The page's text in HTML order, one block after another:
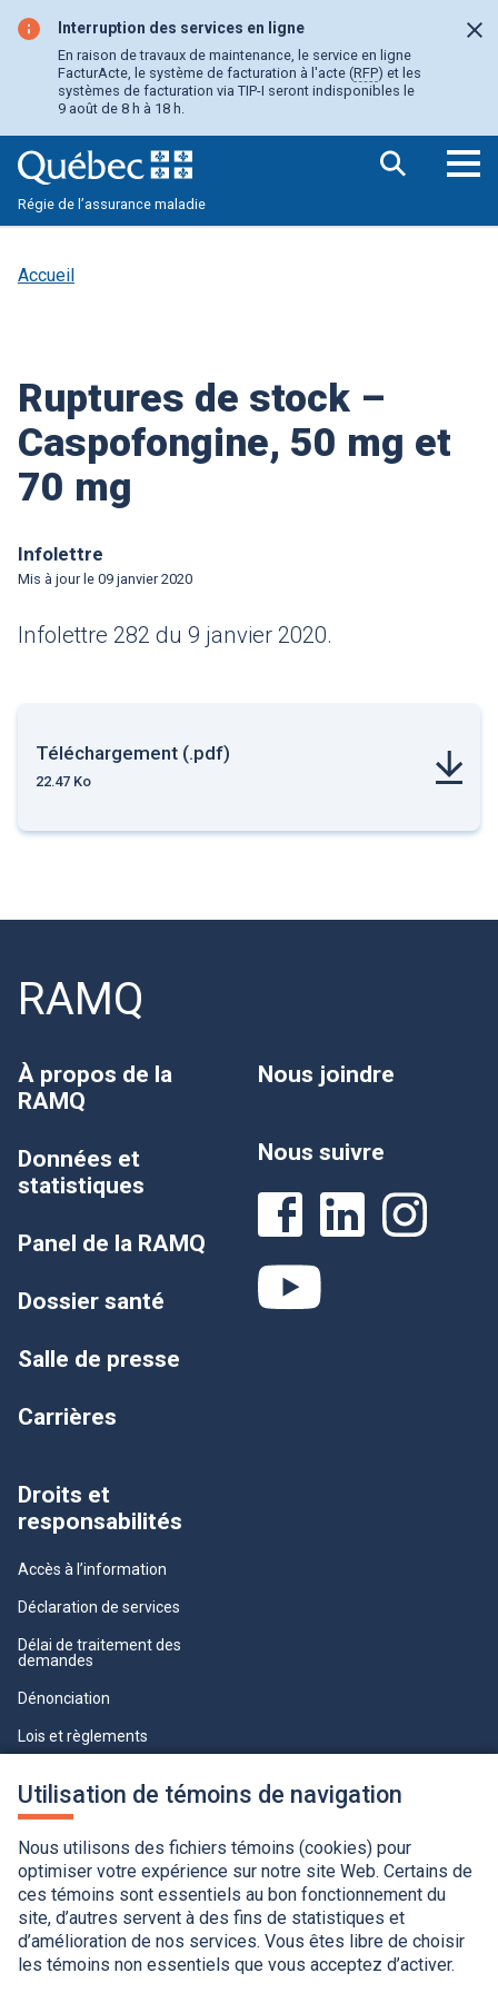
Utilisation de témoins de navigation
Nous utilisons des fichiers témoins (cookies) pour
optimiser votre expérience sur notre site Web. Certains de
ces témoins sont essentiels au bon fonctionnement du
site, d’autres servent à des fins de statistiques et
d’amélioration de nos services. Vous êtes libre de choisir
les témoins non essentiels que vous acceptez d’activer.
contenu
principal
Interruption des services en ligne
En raison de travaux de maintenance, le service en ligne
FacturActe, le système de facturation à l'acte (RFP) et les
systèmes de facturation via TIP-I seront indisponibles le
9 août de 8 h à 18 h.
Régie de l’assurance maladie
Accueil
Ruptures de stock –
Caspofongine, 50 mg et
70 mg
Infolettre
Mis à jour le 09 janvier 2020
Infolettre 282 du 9 janvier 2020.
Téléchargement (.pdf)
22.47 Ko
RAMQ
À propos de la
RAMQ
Données et
statistiques
Panel de la RAMQ
Dossier santé
Salle de presse
Carrières
Droits et
responsabilités
Accès à l’information
Déclaration de services
Délai de traitement des
demandes
Dénonciation
Lois et règlements
professionnelle
Nous joindre
Nous suivre
Accessibilité
Application de la Charte de la langue française